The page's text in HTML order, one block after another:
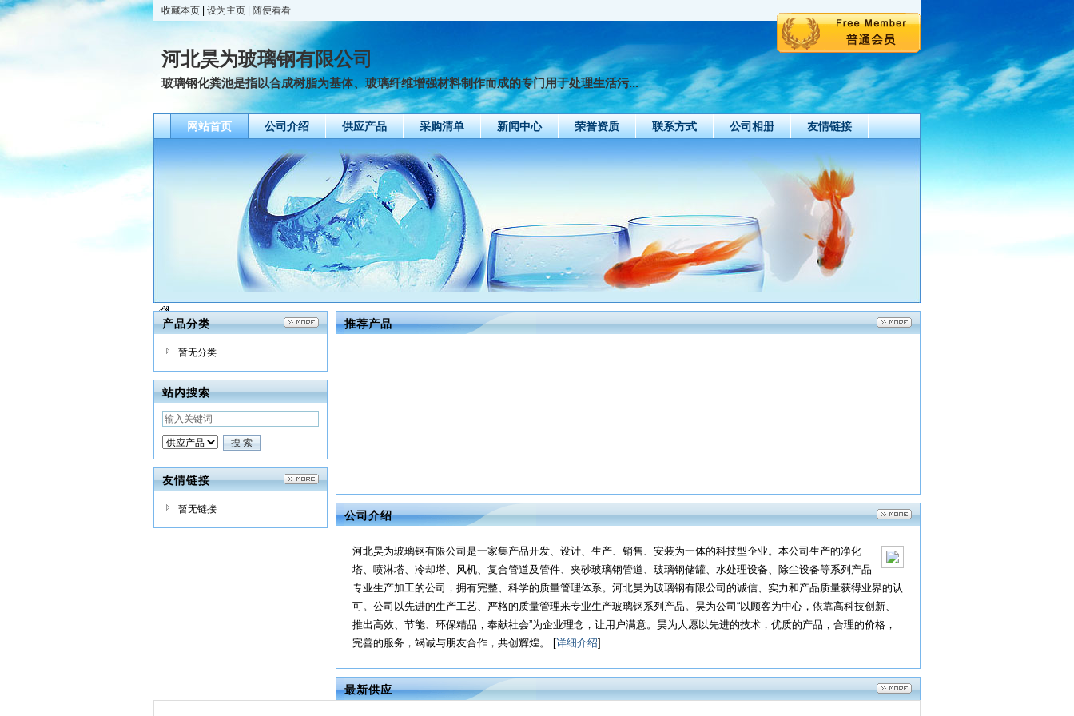
收藏本页 设为主页 随便看看
河北昊为玻璃钢有限公司
玻璃钢化粪池是指以合成树脂为基体、玻璃纤维增强材料制作而成的专门用于处理生活污...
网站首页 公司介绍 供应产品 采购清单 新闻中心 荣誉资质 联系方式 公司相册 友情链接
产品分类
暂无分类
站内搜索
友情链接
暂无链接
推荐产品
公司介绍
河北昊为玻璃钢有限公司是一家集产品开发、设计、生产、销售、安装为一体的科技型企业。本公司生产的净化
塔、喷淋塔、冷却塔、风机、复合管道及管件、夹砂玻璃钢管道、玻璃钢储罐、水处理设备、除尘设备等系列产品
专业生产加工的公司，拥有完整、科学的质量管理体系。河北昊为玻璃钢有限公司的诚信、实力和产品质量获得业界的认
可。公司以先进的生产工艺、严格的质量管理来专业生产玻璃钢系列产品。昊为公司“以顾客为中心，依靠高科技创新、
推出高效、节能、环保精品，奉献社会”为企业理念，让用户满意。昊为人愿以先进的技术，优质的产品，合理的价格，
完善的服务，竭诚与朋友合作，共创辉煌。 [详细介绍]
最新供应